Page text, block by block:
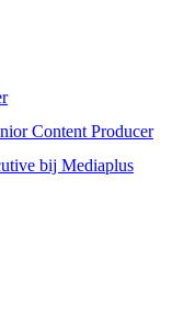
Content Producer
bij Mediaplus